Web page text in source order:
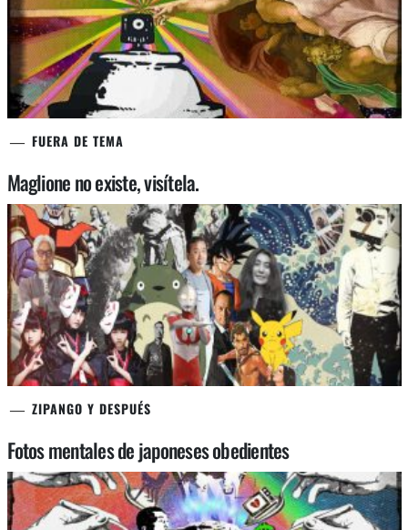
FUERA DE TEMA
Maglione no existe, visítela.
ZIPANGO Y DESPUÉS
Fotos mentales de japoneses obedientes